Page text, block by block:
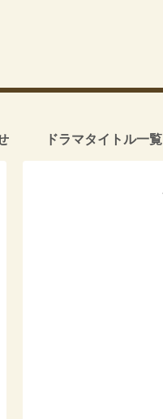
ドラマタイトル一覧